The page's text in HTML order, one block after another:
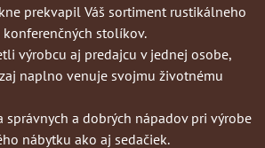
prekvapil Váš sortiment rustikálneho
stolíkov.
výrobcu aj predajcu v jednej osobe,
naplno venuje svojmu životnému
správnych a dobrých nápadov pri výrobe
nábytku ako aj sedačiek.